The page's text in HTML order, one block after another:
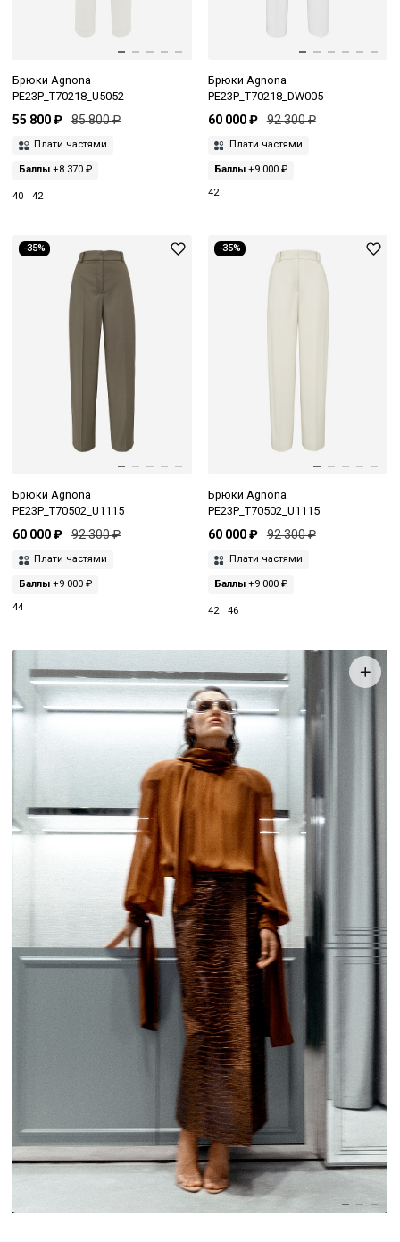
Брюки Agnona
PE23P_T70218_U5052
55 800 ₽ 85 800 ₽
Плати частями
Баллы +8 370 ₽
40 42
Брюки Agnona
PE23P_T70218_DW005
60 000 ₽ 92 300 ₽
Плати частями
Баллы+9 000 ₽
42
-35%
Брюки Agnona
PE23P_T70502_U1115
60 000 ₽ 92 300 ₽
Плати частями
Баллы +9 000 ₽
44
-35%
Брюки Agnona
PE23P_T70502_U1115
60 000 ₽ 92 300 ₽
Плати частями
Баллы+9 000 ₽
42 46